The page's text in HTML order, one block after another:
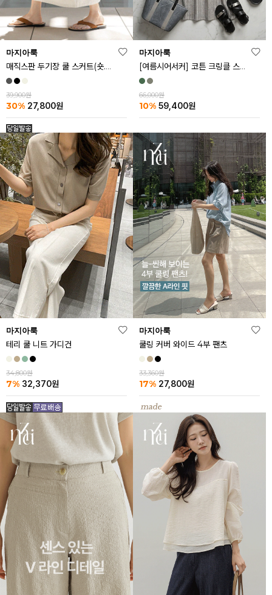
마지아룩
매직스판 두기장 쿨 스커트(숏.기본ver)
39,900원
30% 27,800원
마지아룩
[여름시어서커] 코튼 크링클 스트라이프 원피스
66,000원
10% 59,400원
마지아룩
테리 쿨 니트 가디건
34,800원
7% 32,370원
마지아룩
쿨링 커버 와이드 4부 팬츠
33,360원
17% 27,800원